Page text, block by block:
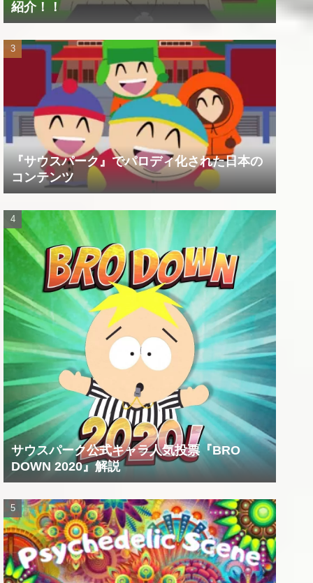
紹介！！
『サウスパーク』でパロディ化された日本の
コンテンツ
サウスパーク公式キャラ人気投票『BRO
DOWN 2020』解説